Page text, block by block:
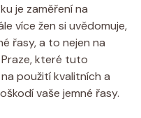
je zaměření na
více žen si uvědomuje,
řasy,‍ a to nejen na
které tuto
použití kvalitních a
vaše jemné řasy.